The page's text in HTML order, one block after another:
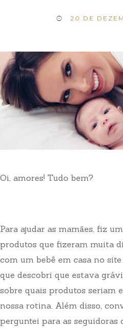
20 DE
Oi, amores! Tudo bem?
Para ajudar as mamães, fiz
produtos que fizeram muita
com um bebê em casa no site
que descobri que estava
sobre quais produtos seriam
nossa rotina. Além disso,
perguntei para as